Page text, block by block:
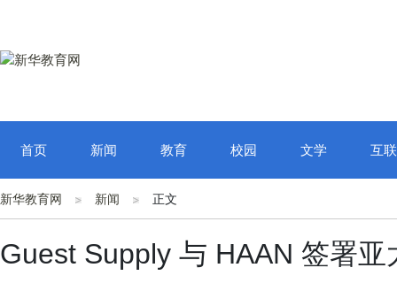
首页 新闻 教育 校园 文学 互
新华教育网 新闻 正文
Guest Supply 与 HAAN 签署亚